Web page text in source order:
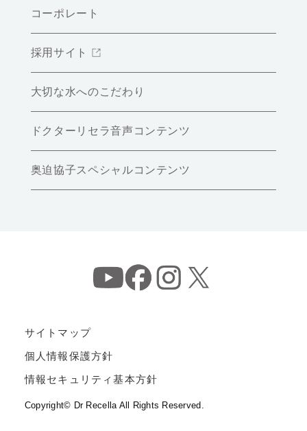
コーポレート
採用サイト
大切な水へのこだわり
ドクターリセラ音声コンテンツ
奥迫協子スペシャルコンテンツ
サイトマップ
個人情報保護方針
情報セキュリティ基本方針
Copyright© Dr Recella All Rights Reserved.